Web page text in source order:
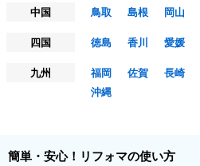
中国
鳥取 島根 岡山
四国
徳島 香川 愛媛
九州
福岡 佐賀 長崎
沖縄
簡単・安心！リフォマの使い方